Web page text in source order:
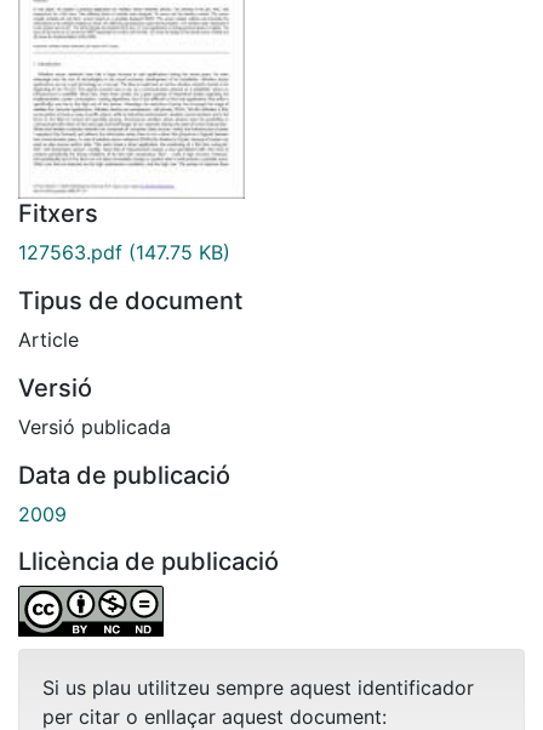
Fitxers
127563.pdf (147.75 KB)
Tipus de document
Article
Versió
Versió publicada
Data de publicació
2009
Llicència de publicació
Si us plau utilitzeu sempre aquest identificador
per citar o enllaçar aquest document: